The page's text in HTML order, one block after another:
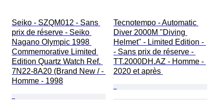
Seiko - SZQM012 - Sans
prix de réserve - Seiko
Nagano Olympic 1998
Commemorative Limited
Edition Quartz Watch Ref.
7N22-8A20 (Brand New / -
Homme - 1998
Tecnotempo - Automatic
Diver 2000M "Diving
Helmet" - Limited Edition -
- Sans prix de réserve -
TT.2000DH.AZ - Homme -
2020 et après